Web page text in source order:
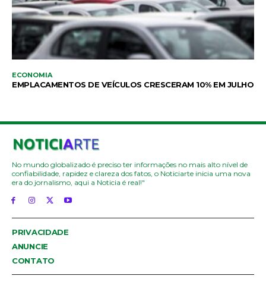
ECONOMIA
EMPLACAMENTOS DE VEÍCULOS CRESCERAM 10% EM JULHO
No mundo globalizado é preciso ter informações no mais alto nível de
confiabilidade, rapidez e clareza dos fatos, o Noticiarte inicia uma nova
era do jornalismo, aqui a Noticia é real!"
PRIVACIDADE
ANUNCIE
CONTATO